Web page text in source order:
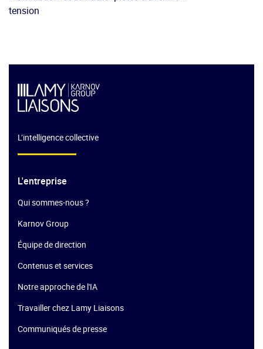
tension
L’intelligence collective
L'entreprise
Qui sommes-nous ?
Karnov Group
Équipe de direction
Contenus et services
Notre approche de l'IA
Travailler chez Lamy Liaisons
Communiqués de presse